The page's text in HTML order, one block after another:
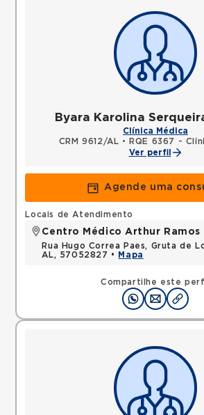
Byara Karolina
Clínica Médica
CRM 9612/AL •
RQE 6367 -
Ver perfil
Agende uma
Compartilhe este
Locais de Atendimento
Centro Médico Arthur Ramos
Rua Hugo Correa Paes, Gruta de
AL, 57052827 •
Mapa